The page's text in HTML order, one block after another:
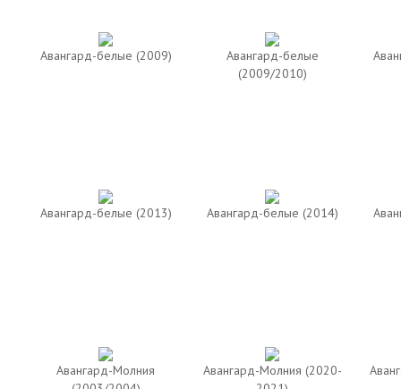
Авангард-белые (2009)
Авангард-белые
(2009/2010)
Авангард-белые (2013) Авангард-белые (2014)
Авангард-Молния
Авангард-Молния (2020-